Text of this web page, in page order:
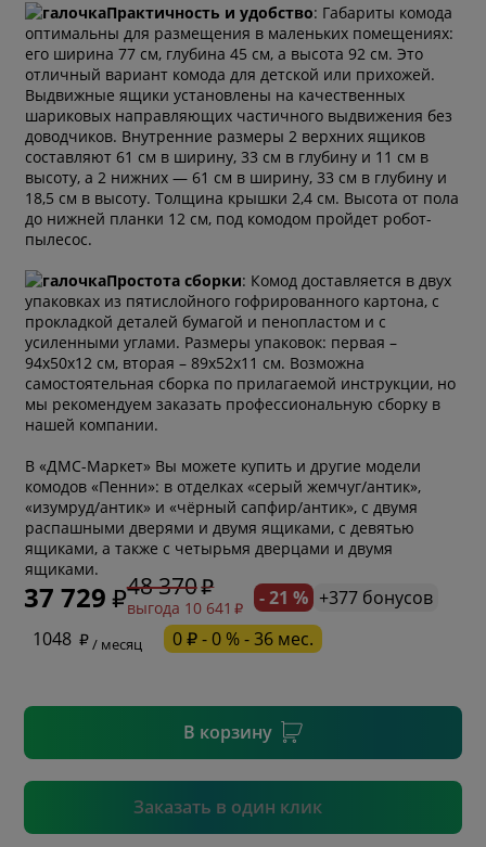
Практичность и удобство: Габариты комода
оптимальны для размещения в маленьких помещениях:
его ширина 77 см, глубина 45 см, а высота 92 см. Это
отличный вариант комода для детской или прихожей.
Выдвижные ящики установлены на качественных
шариковых направляющих частичного выдвижения без
доводчиков. Внутренние размеры 2 верхних ящиков
составляют 61 см в ширину, 33 см в глубину и 11 см в
высоту, а 2 нижних — 61 см в ширину, 33 см в глубину и
18,5 см в высоту. Толщина крышки 2,4 см. Высота от пола
до нижней планки 12 см, под комодом пройдет робот-
пылесос.
Простота сборки: Комод доставляется в двух
упаковках из пятислойного гофрированного картона, с
прокладкой деталей бумагой и пенопластом и с
усиленными углами. Размеры упаковок: первая –
94х50х12 см, вторая – 89х52х11 см. Возможна
самостоятельная сборка по прилагаемой инструкции, но
мы рекомендуем заказать профессиональную сборку в
нашей компании.
В «ДМС-Маркет» Вы можете купить и другие модели
комодов «Пенни»: в отделках «серый жемчуг/антик»,
«изумруд/антик» и «чёрный сапфир/антик», с двумя
распашными дверями и двумя ящиками, с девятью
ящиками, а также с четырьмя дверцами и двумя
ящиками.
37 729 48 370
выгода 10 641 - 21 % +377 бонусов
1048
/ месяц 0 ₽ - 0 % - 36 мес.
В корзину
Заказать в один клик
* обязательное поле
* необязательное поле
Подтвердить